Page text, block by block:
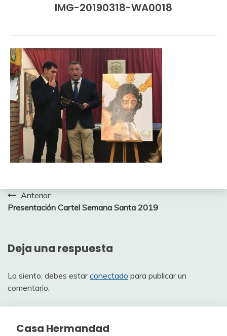
IMG-20190318-WA0018
Navegación
de
Anterior:
Presentación Cartel Semana Santa 2019
Deja una respuesta
Lo siento, debes estarconectado para publicar un
comentario.
Casa Hermandad